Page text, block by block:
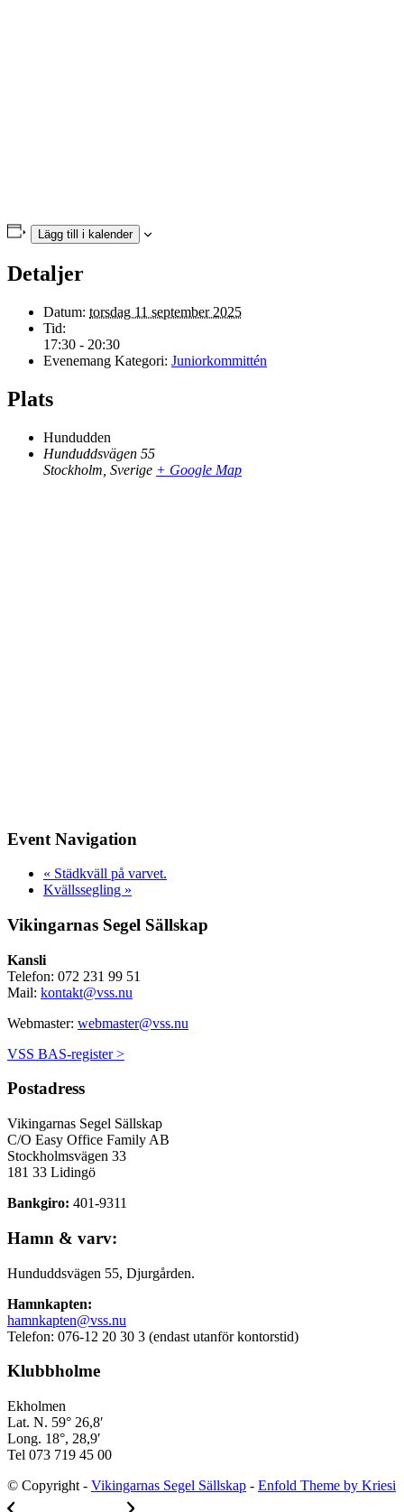
Lägg till i kalender
Detaljer
Datum: torsdag 11 september 2025
Tid:
17:30 - 20:30
Evenemang Kategori: Juniorkommittén
Plats
Hundudden
Hunduddsvägen 55
Stockholm Sverige + Google Map
Event Navigation
« Städkväll på varvet.
Kvällssegling »
Vikingarnas Segel Sällskap
Kansli
Telefon: 072 231 99 51
Mail: kontakt@vss.nu
Webmaster: webmaster@vss.nu
VSS BAS-register >
Postadress
Vikingarnas Segel Sällskap
C/O Easy Office Family AB
Stockholmsvägen 33
181 33 Lidingö
Bankgiro: 401-9311
Hamn & varv:
Hunduddsvägen 55, Djurgården.
Hamnkapten:
hamnkapten@vss.nu
Telefon: 076-12 20 30 3 (endast utanför kontorstid)
Klubbholme
Ekholmen
Lat. N. 59° 26,8′
Long. 18°, 28,9′
Tel 073 719 45 00
© Copyright - Vikingarnas Segel Sällskap - Enfold Theme by Kriesi